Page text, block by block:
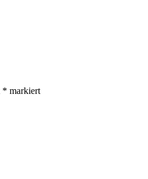
* markiert